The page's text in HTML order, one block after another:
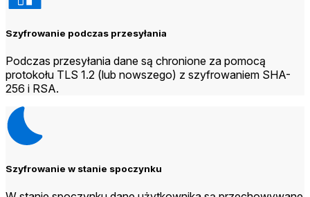
Szyfrowanie podczas przesyłania
Podczas przesyłania dane są chronione za pomocą
protokołu TLS 1.2 (lub nowszego) z szyfrowaniem SHA-
256 i RSA.
Szyfrowanie w stanie spoczynku